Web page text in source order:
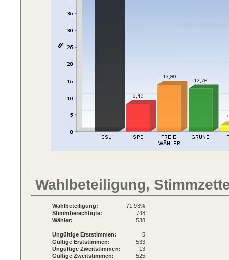
Wahlbeteiligung,
Wahlbeteiligung:
71,93%
Stimmberechtigte:
748
Wähler:
538
Ungültige Erststimmen:
5
Gültige Erststimmen:
533
Ungültige Zweitstimmen:
13
Gültige Zweitstimmen:
525